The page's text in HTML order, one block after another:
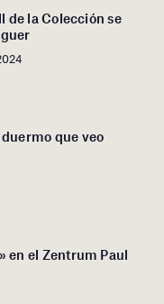
de la Colección se
que veo
en el Zentrum Paul